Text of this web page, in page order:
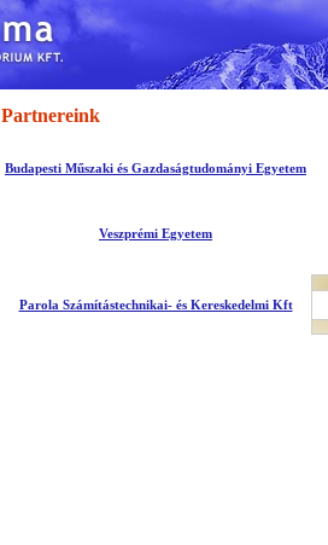
Partnereink
Budapesti Műszaki és Gazdaságtudományi Egyetem
Veszprémi Egyetem
Parola Számítástechnikai- és Kereskedelmi Kft